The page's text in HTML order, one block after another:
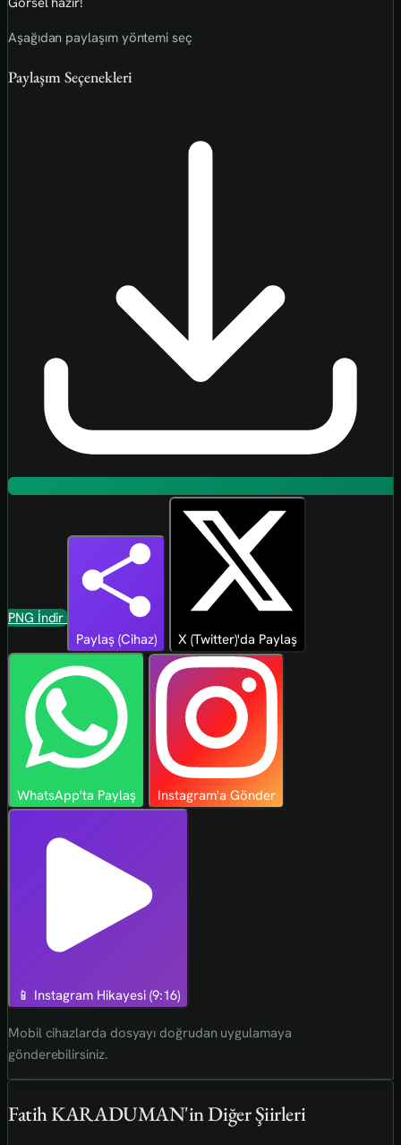
Aşağıdan paylaşım yöntemi seç
Paylaşım Seçenekleri
PNG İndir
Paylaş (Cihaz)
X (Twitter)'da Paylaş
WhatsApp'ta Paylaş Instagram'a Gönder
📱 Instagram Hikayesi (9:16)
Mobil cihazlarda dosyayı doğrudan uygulamaya
gönderebilirsiniz.
Fatih KARADUMAN'in Diğer Şiirleri